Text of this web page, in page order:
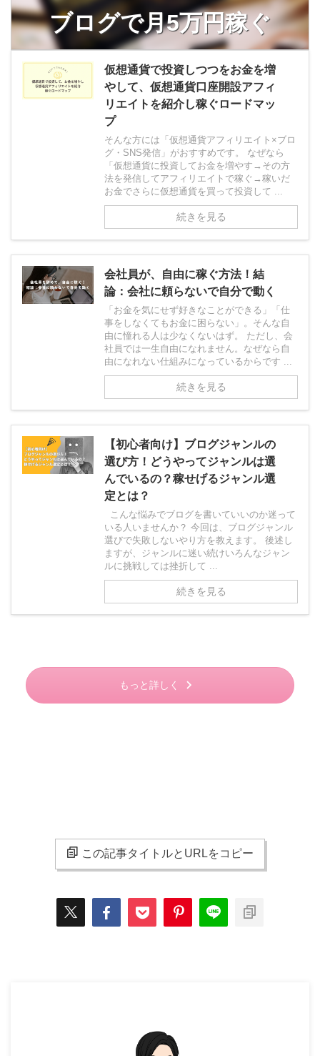
ブログで月5万円稼ぐ
仮想通貨で投資しつつをお金を増
やして、仮想通貨口座開設アフィ
リエイトを紹介し稼ぐロードマッ
プ
そんな方には「仮想通貨アフィリエイト×ブロ
グ・SNS発信」がおすすめです。 なぜなら
「仮想通貨に投資してお金を増やす→その方
法を発信してアフィリエイトで稼ぐ→稼いだ
お金でさらに仮想通貨を買って投資して ...
続きを見る
会社員が、自由に稼ぐ方法！結
論：会社に頼らないで自分で動く
「お金を気にせず好きなことができる」「仕
事をしなくてもお金に困らない」。そんな自
由に憧れる人は少なくないはず。 ただし、会
社員では一生自由になれません。なぜなら自
由になれない仕組みになっているからです ...
続きを見る
【初心者向け】ブログジャンルの
選び方！どうやってジャンルは選
んでいるの？稼せげるジャンル選
定とは？
こんな悩みでブログを書いていいのか迷って
いる人いませんか？ 今回は、ブログジャンル
選びで失敗しないやり方を教えます。 後述し
ますが、ジャンルに迷い続けいろんなジャン
ルに挑戦しては挫折して ...
続きを見る
もっと詳しく
この記事タイトルとURLをコピー